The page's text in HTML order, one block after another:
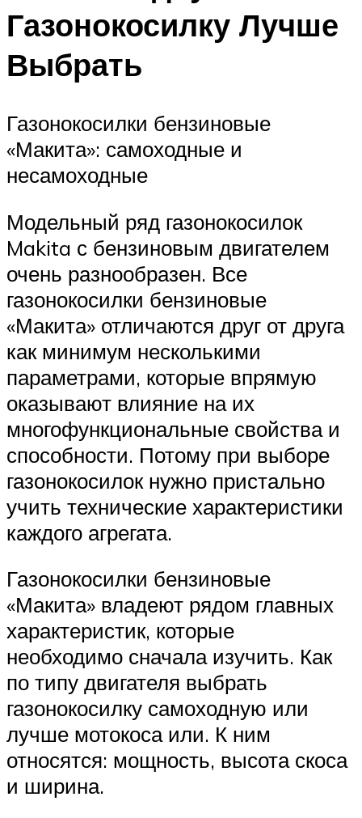
Газонокосилку Лучше
Выбрать
Газонокосилки бензиновые
«Макита»: самоходные и
несамоходные
Модельный ряд газонокосилок
Makita с бензиновым двигателем
очень разнообразен. Все
газонокосилки бензиновые
«Макита» отличаются друг от друга
как минимум несколькими
параметрами, которые впрямую
оказывают влияние на их
многофункциональные свойства и
способности. Потому при выборе
газонокосилок нужно пристально
учить технические характеристики
каждого агрегата.
Газонокосилки бензиновые
«Макита» владеют рядом главных
характеристик, которые
необходимо сначала изучить. Как
по типу двигателя выбрать
газонокосилку самоходную или
лучше мотокоса или. К ним
относятся: мощность, высота скоса
и ширина.